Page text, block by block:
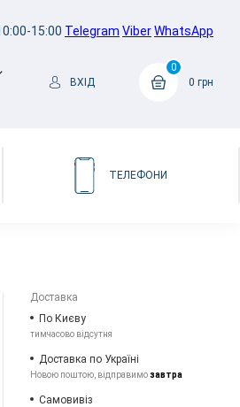
15:00 Telegram ViberWhatsApp
ВХІД
0
0 грн
ТЕЛЕФОНИ
Доставка
По Києву
тимчасово відсутня
Доставка по Україні
Новою поштою, відправимозавтра
Самовивіз